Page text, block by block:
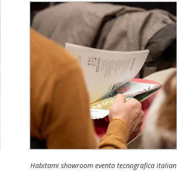
Habitami showroom evento tecnografica italian